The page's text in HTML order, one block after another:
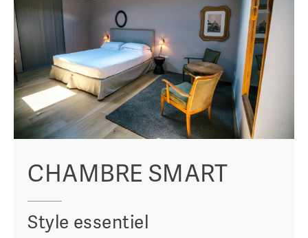
CHAMBRE SMART
Style essentiel